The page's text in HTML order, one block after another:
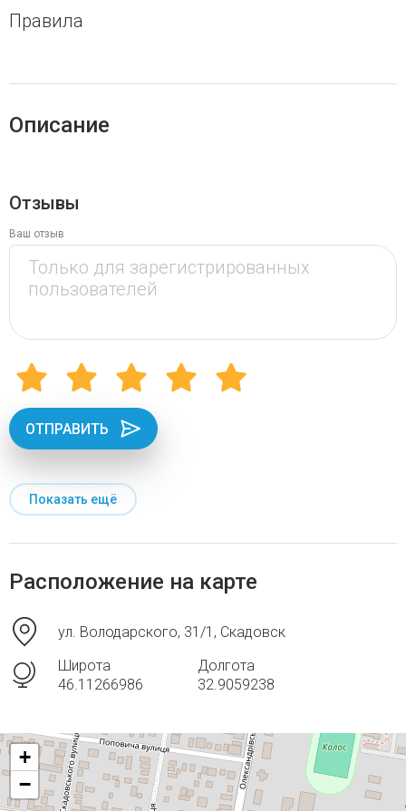
Правила
Описание
Отзывы
Ваш отзыв
ОТПРАВИТЬ
Показать ещё
Расположение на карте
ул. Володарского, 31/1, Скадовск
Широта
46.11266986
Долгота
32.9059238
+
−